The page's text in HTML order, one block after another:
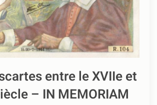
entre le XVIIe et
– IN MEMORIAM